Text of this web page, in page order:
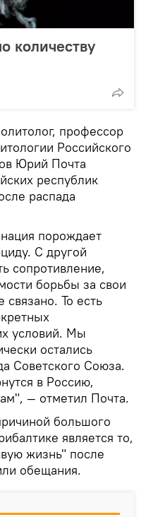
количеству
профессор
Российского
Юрий Почта
республик
распада
порождает
С другой
сопротивление,
борьбы за свои
То есть
условий. Мы
остались
Советского Союза.
в Россию,
— отметил Почта.
большого
является то,
жизнь" после
обещания.